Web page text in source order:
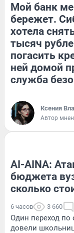
Мой банк
бережет.
хотела
тысяч
погасить
ней домой
служба
Ксения
Автор
AI-AINA:
бюджета
сколько
6 часов 3 660
Один переход
довели